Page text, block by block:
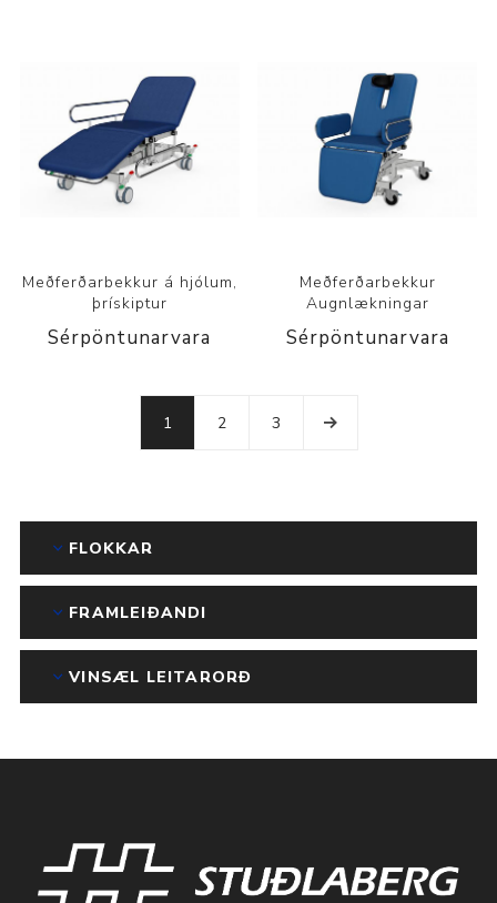
Meðferðarbekkur á hjólum,
þrískiptur
Sérpöntunarvara
Meðferðarbekkur
Augnlækningar
Sérpöntunarvara
1 2 3
FLOKKAR
FRAMLEIÐANDI
VINSÆL LEITARORÐ